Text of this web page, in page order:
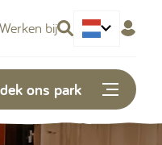
Werken bij Deutsch
ons park